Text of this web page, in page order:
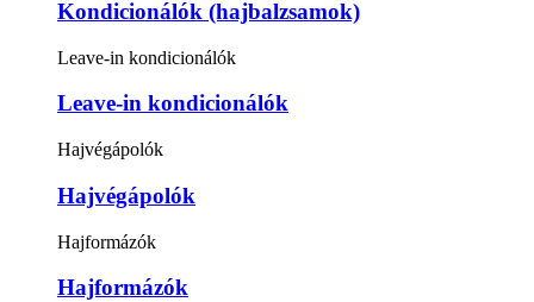
Kondicionálók (hajbalzsamok)
Leave-in kondicionálók
Leave-in kondicionálók
Hajvégápolók
Hajvégápolók
Hajformázók
Hajformázók